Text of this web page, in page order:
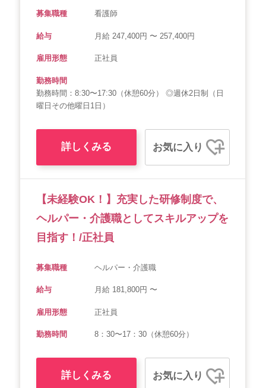
募集職種 看護師
給与 月給 247,400円 〜 257,400円
雇用形態 正社員
勤務時間
勤務時間：8:30〜17:30（休憩60分） ◎週休2日制（日
曜日その他曜日1日）
詳しくみる お気に入り
【未経験OK！】充実した研修制度で、
ヘルパー・介護職としてスキルアップを
目指す！/正社員
募集職種 ヘルパー・介護職
給与 月給 181,800円 〜
雇用形態 正社員
勤務時間 8：30〜17：30（休憩60分）
詳しくみる お気に入り